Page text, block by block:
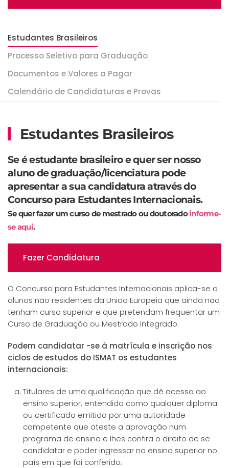
Estudantes Brasileiros
Processo Seletivo para Graduação
Documentos e Valores a Pagar
Calendário de Candidaturas e Provas
Estudantes Brasileiros
Se é estudante brasileiro e quer ser nosso
aluno de graduação/licenciatura pode
apresentar a sua candidatura através do
Concurso para Estudantes Internacionais.
Se quer fazer um curso de mestrado ou doutoradoinforme-
se aqui.
Fazer Candidatura
O Concurso para Estudantes Internacionais aplica-se a
alunos não residentes da União Europeia que ainda não
tenham curso superior e que pretendam frequentar um
Curso de Graduação ou Mestrado Integrado.
Podem candidatar -se à matrícula e inscrição nos
ciclos de estudos do ISMAT os estudantes
internacionais:
Titulares de uma qualificação que dê acesso ao
ensino superior, entendida como qualquer diploma
ou certificado emitido por uma autoridade
competente que ateste a aprovação num
programa de ensino e lhes confira o direito de se
candidatar e poder ingressar no ensino superior no
país em que foi conferido;